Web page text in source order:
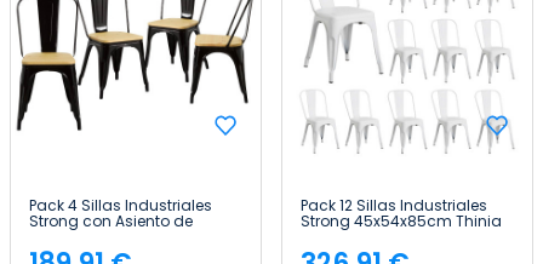
Pack 4 Sillas Industriales
Strong con Asiento de
Madera 45x54x85cm Thinia
Home
Pack 12 Sillas Industriales
Strong 45x54x85cm Thinia
Home